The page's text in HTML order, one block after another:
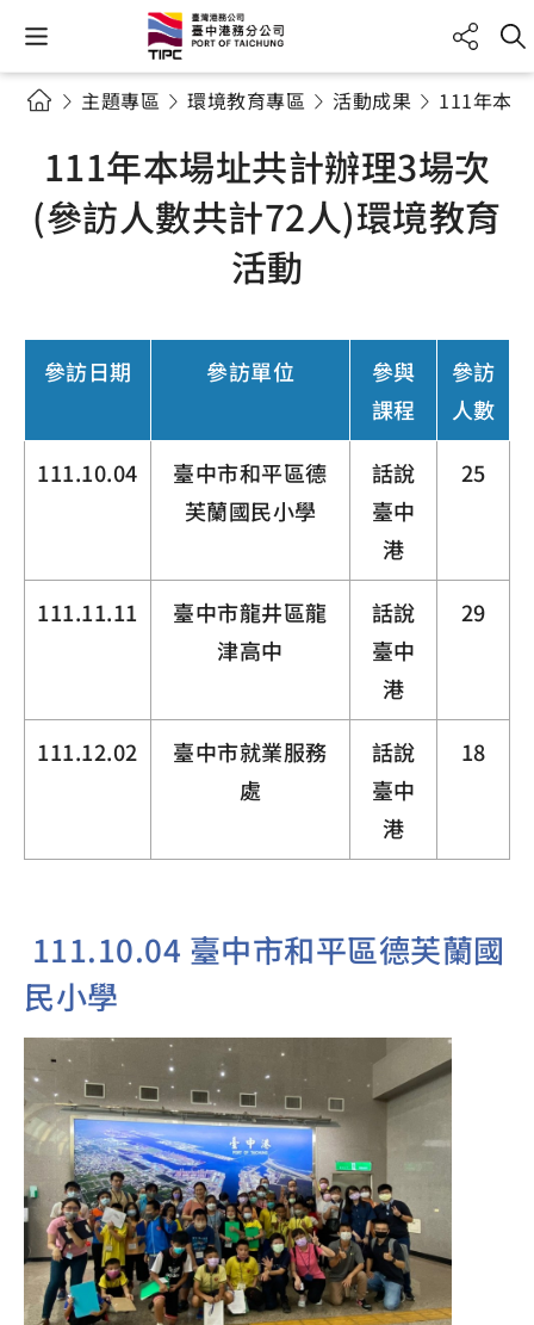
主題專區 環境教育專區 活動成果 111年本
111年本場址共計辦理3場次
(參訪人數共計72人)環境教育
活動
參訪日期 參訪單位
參與
課程
參訪
人數
111.10.04
臺中市和平區德
芙蘭國民小學
話說
臺中
港
25
111.11.11
臺中市龍井區龍
津高中
話說
臺中
港
29
111.12.02
臺中市就業服務
處
話說
臺中
港
18
111.10.04 臺中市和平區德芙蘭國
民小學